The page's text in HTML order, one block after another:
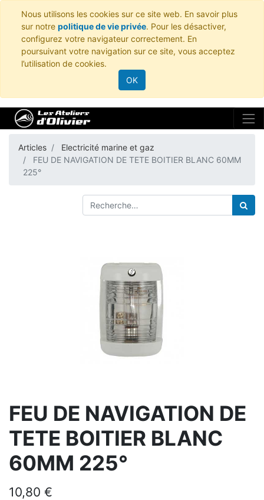
Nous utilisons les cookies sur ce site web. En savoir plus
sur notre politique de vie privée. Pour les désactiver,
configurez votre navigateur correctement. En
poursuivant votre navigation sur ce site, vous acceptez
l’utilisation de cookies.
OK
Articles
Electricité marine et gaz
FEU DE NAVIGATION DE TETE BOITIER BLANC 60MM
225°
FEU DE NAVIGATION DE
TETE BOITIER BLANC
60MM 225°
10,80 €